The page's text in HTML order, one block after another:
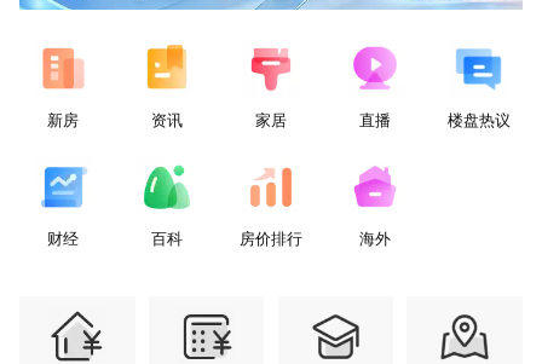
新房 资讯 家居 直播 楼盘热议
财经 百科 房价排行 海外